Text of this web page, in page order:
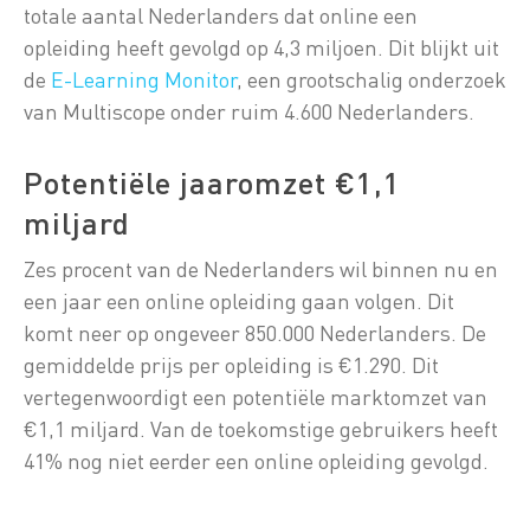
totale aantal Nederlanders dat online een
opleiding heeft gevolgd op 4,3 miljoen. Dit blijkt uit
de E-Learning Monitor, een grootschalig onderzoek
van Multiscope onder ruim 4.600 Nederlanders.
Potentiële jaaromzet €1,1
miljard
Zes procent van de Nederlanders wil binnen nu en
een jaar een online opleiding gaan volgen. Dit
komt neer op ongeveer 850.000 Nederlanders. De
gemiddelde prijs per opleiding is €1.290. Dit
vertegenwoordigt een potentiële marktomzet van
€1,1 miljard. Van de toekomstige gebruikers heeft
41% nog niet eerder een online opleiding gevolgd.